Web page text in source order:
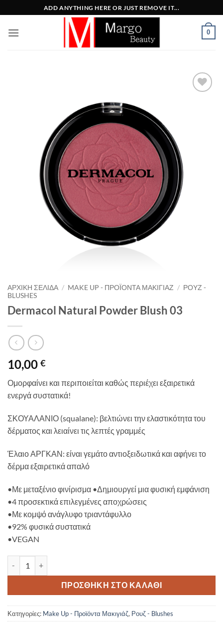
στο
περιεχόμενο
ADD ANYTHING HERE OR JUST REMOVE IT...
0
ΑΡΧΙΚΉ ΣΕΛΊΔΑ / MAKE UP - ΠΡΟΪΌΝΤΑ ΜΑΚΙΓΙΆΖ / ΡΟΥΖ -
BLUSHES
Dermacol Natural Powder Blush 03
10,00 €
Ομορφαίνει και περιποιείται καθώς περιέχει εξαιρετικά
ενεργά συστατικά!
ΣΚΟΥΑΛΑΝΙΟ (squalane): βελτιώνει την ελαστικότητα του
δέρματος και λειαίνει τις λεπτές γραμμές
Έλαιο ΑΡΓΚΑΝ: είναι γεμάτο αντιοξειδωτικά και αφήνει το
δέρμα εξαιρετικά απαλό
•Με μεταξένιο φινίρισμα •Δημιουργεί μια φυσική εμφάνιση
•4 προσεκτικά επιλεγμένες αποχρώσεις
•Με κομψό ανάγλυφο τριαντάφυλλο
•92% φυσικά συστατικά
•VEGAN
ΠΡΟΣΘΉΚΗ ΣΤΟ ΚΑΛΆΘΙ
Κατηγορίες: Make Up - Προϊόντα Μακιγιάζ, Ρουζ - Blushes